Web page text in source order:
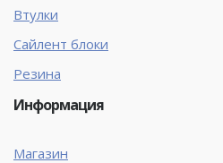
Втулки
Сайлент блоки
Резина
Информация
Магазин